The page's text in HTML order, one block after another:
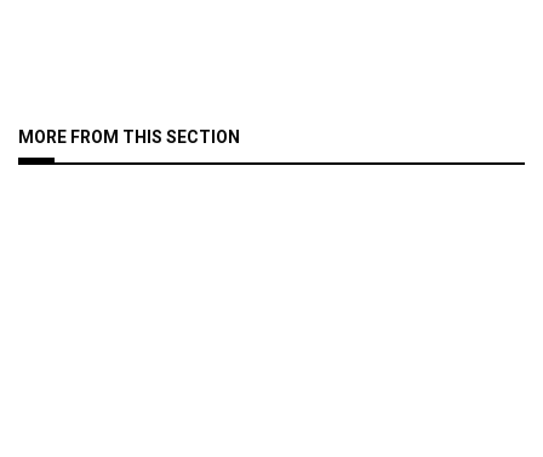
MORE FROM THIS SECTION